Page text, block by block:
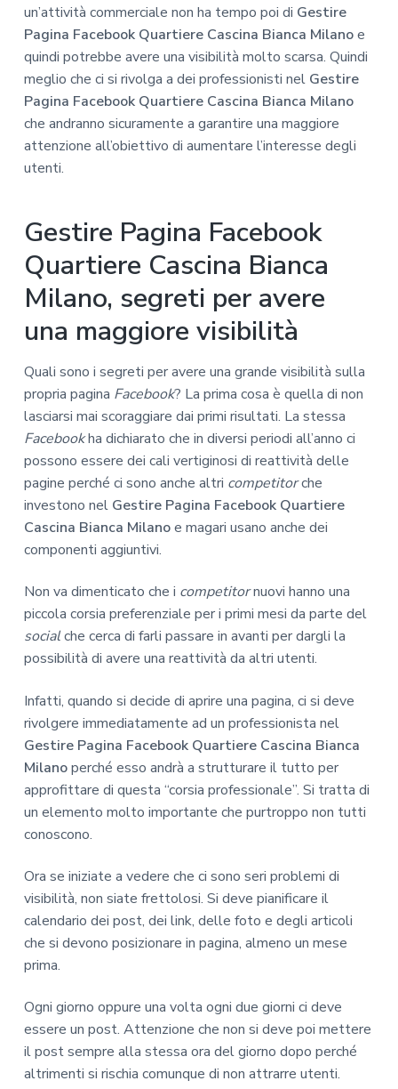
un’attività commerciale non ha tempo poi di Gestire
Pagina Facebook Quartiere Cascina Bianca Milanoe
quindi potrebbe avere una visibilità molto scarsa. Quindi
meglio che ci si rivolga a dei professionisti nel Gestire
Pagina Facebook Quartiere Cascina Bianca Milano
che andranno sicuramente a garantire una maggiore
attenzione all’obiettivo di aumentare l’interesse degli
utenti.
Gestire Pagina Facebook
Quartiere Cascina Bianca
Milano, segreti per avere
una maggiore visibilità
Quali sono i segreti per avere una grande visibilità sulla
propria pagina Facebook? La prima cosa è quella di non
lasciarsi mai scoraggiare dai primi risultati. La stessa
Facebookha dichiarato che in diversi periodi all’anno ci
possono essere dei cali vertiginosi di reattività delle
pagine perché ci sono anche altri competitorche
investono nel Gestire Pagina Facebook Quartiere
Cascina Bianca Milanoe magari usano anche dei
componenti aggiuntivi.
Non va dimenticato che i competitornuovi hanno una
piccola corsia preferenziale per i primi mesi da parte del
socialche cerca di farli passare in avanti per dargli la
possibilità di avere una reattività da altri utenti.
Infatti, quando si decide di aprire una pagina, ci si deve
rivolgere immediatamente ad un professionista nel
Gestire Pagina Facebook Quartiere Cascina Bianca
Milanoperché esso andrà a strutturare il tutto per
approfittare di questa “corsia professionale”. Si tratta di
un elemento molto importante che purtroppo non tutti
conoscono.
Ora se iniziate a vedere che ci sono seri problemi di
visibilità, non siate frettolosi. Si deve pianificare il
calendario dei post, dei link, delle foto e degli articoli
che si devono posizionare in pagina, almeno un mese
prima.
Ogni giorno oppure una volta ogni due giorni ci deve
essere un post. Attenzione che non si deve poi mettere
il post sempre alla stessa ora del giorno dopo perché
altrimenti si rischia comunque di non attrarre utenti.